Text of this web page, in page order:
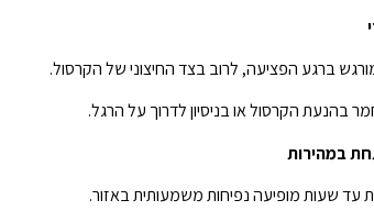
ברגע הפציעה, לרוב בצד החיצוני של הקרסול.
בהנעת הקרסול או בניסיון לדרוך על הרגל.
במהירות
עד שעות מופיעה נפיחות משמעותית באזור.